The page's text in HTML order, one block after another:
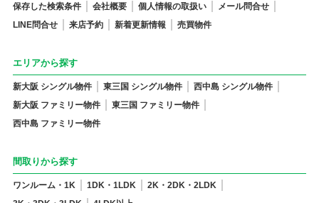
保存した検索条件
会社概要 個人情報の取扱い
メール問合せ
LINE問合せ
来店予約 新着更新情報 売買物件
エリアから探す
新大阪 シングル物件 東三国 シングル物件
西中島 シングル物件
新大阪 ファミリー物件
東三国 ファミリー物件
西中島 ファミリー物件
間取りから探す
ワンルーム・1K 1DK・1LDK
2K・2DK・2LDK